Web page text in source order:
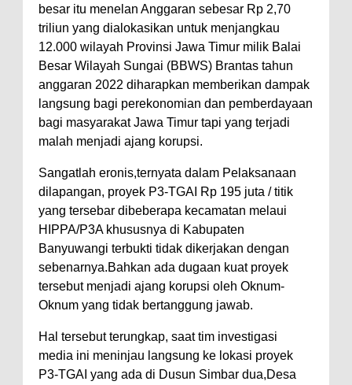
besar itu menelan Anggaran sebesar Rp 2,70
triliun yang dialokasikan untuk menjangkau
12.000 wilayah Provinsi Jawa Timur milik Balai
Besar Wilayah Sungai (BBWS) Brantas tahun
anggaran 2022 diharapkan memberikan dampak
langsung bagi perekonomian dan pemberdayaan
bagi masyarakat Jawa Timur tapi yang terjadi
malah menjadi ajang korupsi.
Sangatlah eronis,ternyata dalam Pelaksanaan
dilapangan, proyek P3-TGAI Rp 195 juta / titik
yang tersebar dibeberapa kecamatan melaui
HIPPA/P3A khususnya di Kabupaten
Banyuwangi terbukti tidak dikerjakan dengan
sebenarnya.Bahkan ada dugaan kuat proyek
tersebut menjadi ajang korupsi oleh Oknum-
Oknum yang tidak bertanggung jawab.
Hal tersebut terungkap, saat tim investigasi
media ini meninjau langsung ke lokasi proyek
P3-TGAI yang ada di Dusun Simbar dua,Desa